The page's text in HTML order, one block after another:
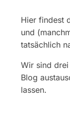
Hier findest
und
tatsächlich
Wir sind
Blog
lassen.